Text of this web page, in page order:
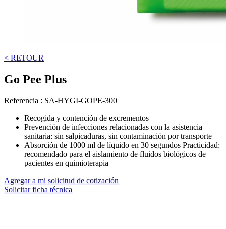
< RETOUR
Go Pee Plus
Referencia : SA-HYGI-GOPE-300
Recogida y contención de excrementos
Prevención de infecciones relacionadas con la asistencia
sanitaria: sin salpicaduras, sin contaminación por transporte
Absorción de 1000 ml de líquido en 30 segundos Practicidad:
recomendado para el aislamiento de fluidos biológicos de
pacientes en quimioterapia
Agregar a mi solicitud de cotización
Solicitar ficha técnica